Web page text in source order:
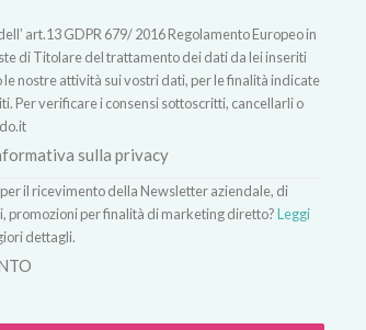
art.13 GDPR 679/ 2016 Regolamento Europeo in
di Titolare del trattamento dei dati da lei inseriti
nostre attività sui vostri dati, per le finalità indicate
Per verificare i consensi sottoscritti, cancellarli o
sulla privacy
il ricevimento della Newsletter aziendale, di
promozioni per finalità di marketing diretto?Leggi
dettagli.